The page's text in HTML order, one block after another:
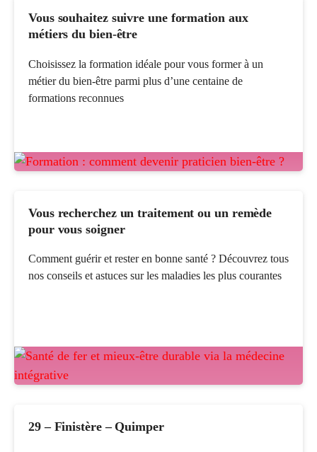
Vous souhaitez suivre une formation aux
métiers du bien-être
Choisissez la formation idéale pour vous former à un
métier du bien-être parmi plus d’une centaine de
formations reconnues
Vous recherchez un traitement ou un remède
pour vous soigner
Comment guérir et rester en bonne santé ? Découvrez tous
nos conseils et astuces sur les maladies les plus courantes
29 – Finistère – Quimper